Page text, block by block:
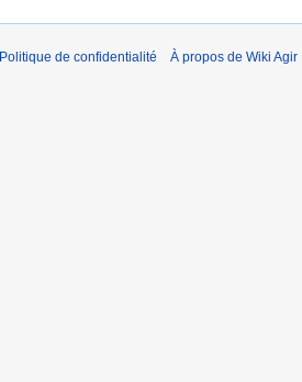
navigation
recherche
Politique de confidentialité À propos de Wiki Agir